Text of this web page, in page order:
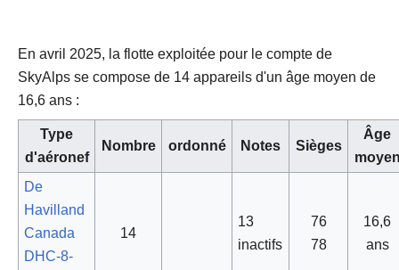
En avril 2025, la flotte exploitée pour le compte de
SkyAlps se compose de 14 appareils d'un âge moyen de
16,6 ans :
Type
d'aéronef
Nombre ordonné Notes Sièges
Âge
De
Havilland
Canada
DHC-8-
14
13
inactifs
76
78
16,6
ans